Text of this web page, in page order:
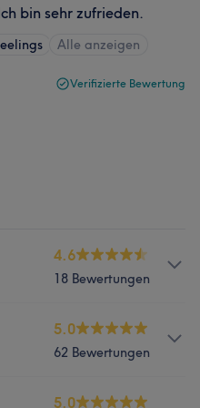
bin sehr zufrieden.
Alle anzeigen
Verifizierte Bewertung
4.6
18 Bewertungen
Haarlösungen Steffi
Haarverdichtung und
5.0
62 Bewertungen
5.0